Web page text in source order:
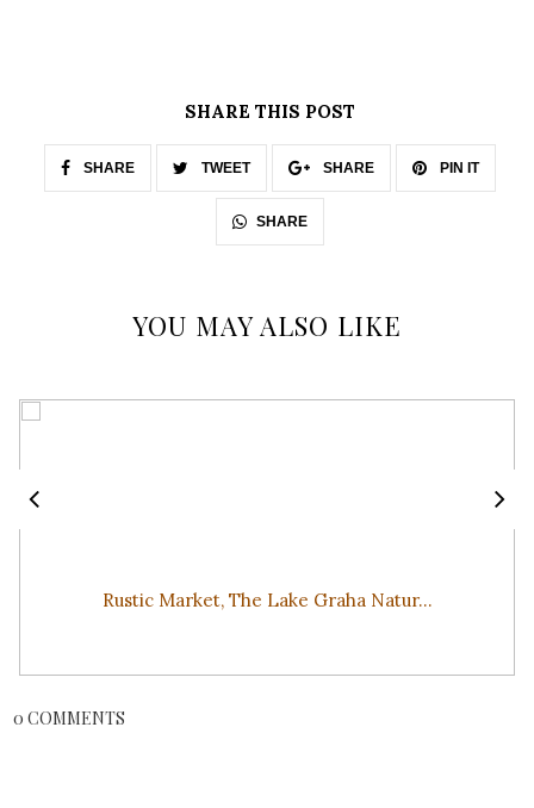
SHARE THIS POST
SHARE TWEET SHARE PIN IT
SHARE
YOU MAY ALSO LIKE
Rustic Market, The Lake Graha Natur...
0 COMMENTS